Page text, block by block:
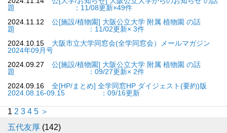
題 ：11/08更新×49件
2024.11.12
公[施設/植物園] 大阪公立大学 附属 植物園 の話
題 ：11/02更新× 3件
2024.10.15
大阪市立大学同窓会(全学同窓会）メールマガジン
2024年09月号
2024.09.27
公[施設/植物園] 大阪公立大学 附属 植物園 の話
題 ：09/27更新× 2件
2024.09.16
全[HP/まとめ] 全学同窓HP ダイジェスト(要約)版
2024.08.16-09.15 ：09/16更新
1 2 3 4 5 ＞
五代友厚 (142)